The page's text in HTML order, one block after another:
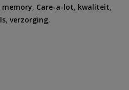
, Care-a-lot, kwaliteit,
, verzorging,